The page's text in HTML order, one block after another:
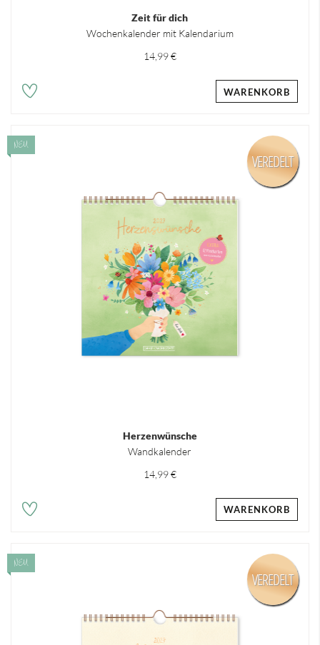
Zeit für dich
Wochenkalender mit Kalendarium
14,99 €
WARENKORB
Herzenwünsche
Wandkalender
14,99 €
NEU
VEREDELT
WARENKORB
NEU
VEREDELT